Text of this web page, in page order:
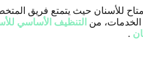
للأسنان حيث يتمتع فريق
من التنظيف الأساسي
.